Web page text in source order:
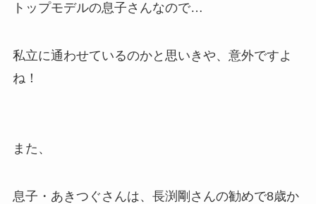
トップモデルの息子さんなので…
私立に通わせているのかと思いきや、意外ですよ
ね！
また、
息子・あきつぐさんは、長渕剛さんの勧めで8歳か